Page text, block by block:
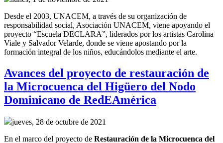
Desde el 2003, UNACEM, a través de su organización de
responsabilidad social, Asociación UNACEM, viene apoyando el
proyecto “Escuela DECLARA”, liderados por los artistas Carolina
Viale y Salvador Velarde, donde se viene apostando por la
formación integral de los niños, educándolos mediante el arte.
Avances del proyecto de restauración de
la Microcuenca del Higüero del Nodo
Dominicano de RedEAmérica
jueves, 28 de octubre de 2021
En el marco del proyecto de Restauración de la Microcuenca del